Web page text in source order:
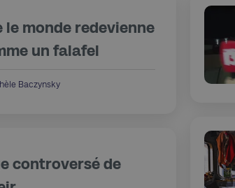
le monde redevienne
un falafel
Baczynsky
controversé de